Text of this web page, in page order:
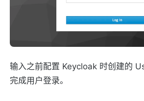
输入之前配置 Keycloak 时创建的
完成用户登录。